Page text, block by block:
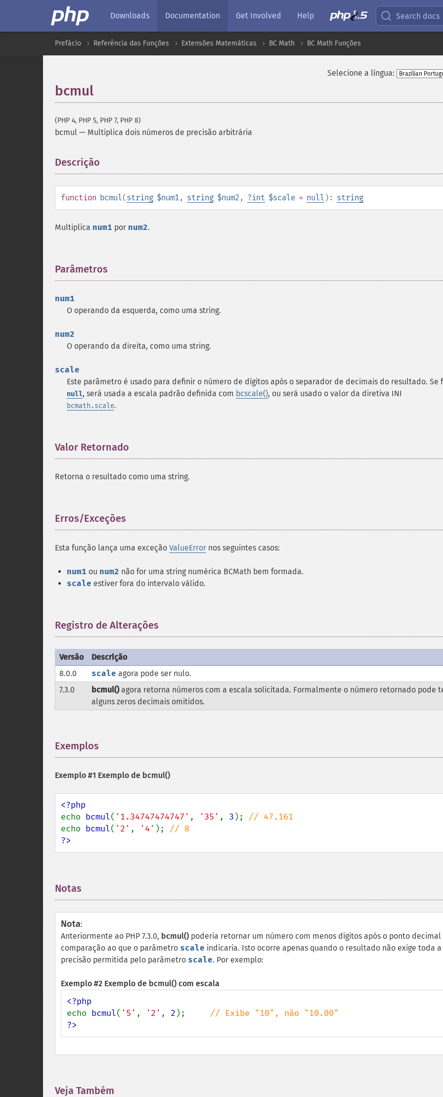
Downloads Documentation Get Involved Help Search docs
Prefácio Referência das Funções Extensões Matemáticas BC Math BC Math Funções
Selecione a língua:
bcmul
(PHP 4, PHP 5, PHP 7, PHP 8)
bcmul — Multiplica dois números de precisão arbitrária
Descrição
function bcmul(string $num1, string $num2 , ?int $scale = null ): string
Multiplica num1 por num2.
Parâmetros
num1
O operando da esquerda, como uma string.
num2
O operando da direita, como uma string.
scale
Este parâmetro é usado para definir o número de dígitos após o separador de decimais do resultado. Se
null, será usada a escala padrão definida com bcscale(), ou será usado o valor da diretiva INI
bcmath.scale.
Valor Retornado
Retorna o resultado como uma string.
Erros/Exceções
Esta função lança uma exceção ValueError nos seguintes casos:
num1 ou num2 não for uma string numérica BCMath bem formada.
scale estiver fora do intervalo válido.
Registro de Alterações
Versão
Descrição
8.0.0
scale agora pode ser nulo.
7.3.0
bcmul()agora retorna números com a escala solicitada. Formalmente o número retornado pode
alguns zeros decimais omitidos.
Exemplos
Exemplo #1 Exemplo de bcmul()
echo bcmul( '1.34747474747' , '35' , 3 );
echo bcmul( '2' , '4' );
?>
Notas
Nota:
Anteriormente ao PHP 7.3.0, bcmul() poderia retornar um número com menos dígitos após o ponto decimal
comparação ao que o parâmetro scale indicaria. Isto ocorre apenas quando o resultado não exige toda a
precisão permitida pelo parâmetro scale. Por exemplo:
Exemplo #2 Exemplo de bcmul() com escala
echo bcmul( '5' , '2' , 2 );
?>
Veja Também